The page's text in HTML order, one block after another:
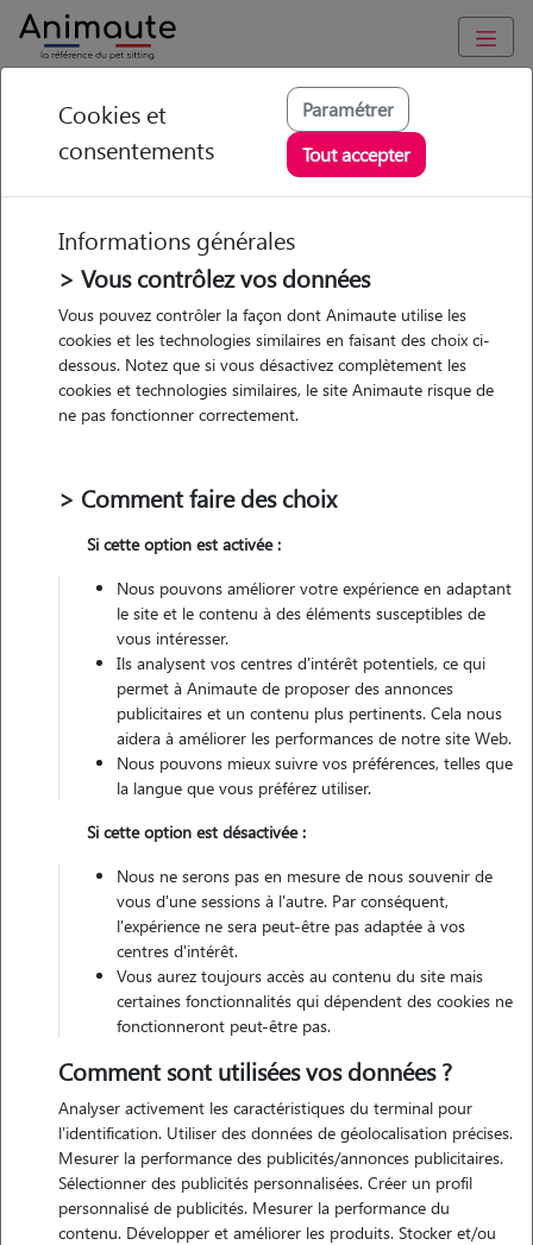
Animaute Grand-Est Meurthe-et-Moselle/Nancy
Chloe - Petsitter à
NANCY
• 19 ans
Non véhiculé
Contacter
L'envoi d'une demande est sans engagement
car j'aime les animaux et avec eux j'oublie le stresse et pour me faire
un peu d'argent car niveau budget voilà mais après être en contacte
avec les chien etc ca me plait donc choisissez moi je suis très motivé
Expérience
jai promener mon chien dans mon ancienne famille d'accueil et du
trop méchant plus calme mais après je prend jeune mais juste pas
méchant
Cookies et
consentements
Paramétrer
Tout accepter
Informations générales
> Vous contrôlez vos données
Vous pouvez contrôler la façon dont Animaute utilise les
cookies et les technologies similaires en faisant des choix ci-
dessous. Notez que si vous désactivez complètement les
cookies et technologies similaires, le site Animaute risque de
ne pas fonctionner correctement.
> Comment faire des choix
Si cette option est activée :
Nous pouvons améliorer votre expérience en adaptant
le site et le contenu à des éléments susceptibles de
vous intéresser.
Ils analysent vos centres d'intérêt potentiels, ce qui
permet à Animaute de proposer des annonces
publicitaires et un contenu plus pertinents. Cela nous
aidera à améliorer les performances de notre site Web.
Nous pouvons mieux suivre vos préférences, telles que
la langue que vous préférez utiliser.
Si cette option est désactivée :
Nous ne serons pas en mesure de nous souvenir de
vous d'une sessions à l'autre. Par conséquent,
l'expérience ne sera peut-être pas adaptée à vos
centres d'intérêt.
Vous aurez toujours accès au contenu du site mais
certaines fonctionnalités qui dépendent des cookies ne
fonctionneront peut-être pas.
Comment sont utilisées vos données ?
Analyser activement les caractéristiques du terminal pour
l'identification. Utiliser des données de géolocalisation précises.
Mesurer la performance des publicités/annonces publicitaires.
Sélectionner des publicités personnalisées. Créer un profil
personnalisé de publicités. Mesurer la performance du
contenu. Développer et améliorer les produits. Stocker et/ou